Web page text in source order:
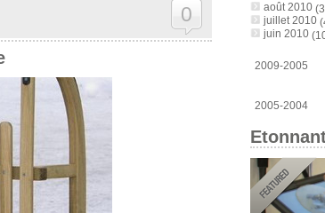
août 2010
juillet 2010
juin 2010
2009-2005
2005-2004
0